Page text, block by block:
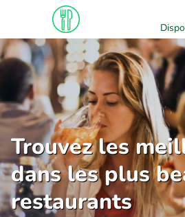
Trouvez les
dans les plus
restaurants